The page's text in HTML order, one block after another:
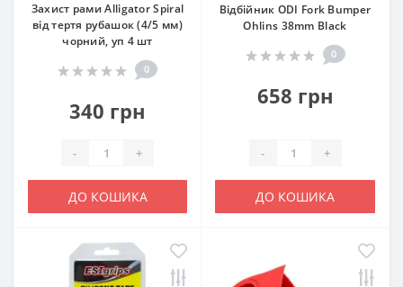
Захист рами Alligator Spiral
від тертя рубашок (4/5 мм)
чорний, уп 4 шт
0
340 грн
- +
ДО КОШИКА
Відбійник ODI Fork Bumper
Ohlins 38mm Black
0
658 грн
- +
ДО КОШИКА